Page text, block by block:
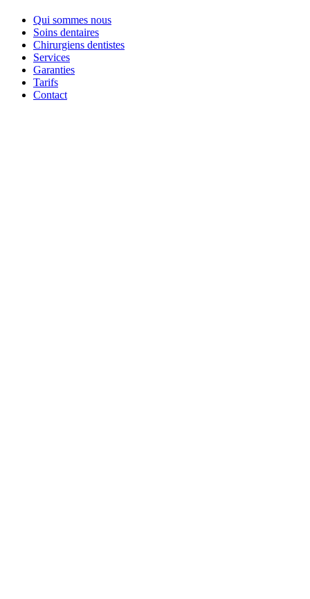
Qui sommes nous
Soins dentaires
Chirurgiens dentistes
Services
Garanties
Tarifs
Contact